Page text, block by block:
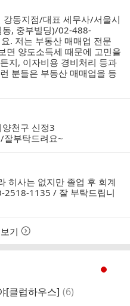
동지점/대표 세무사/서울시
, 중부빌딩)/02-488-
. 저는 부동산 매매업 전문
면 양도소득세 때문에 고민을
지, 이자비용 경비처리 등과
분들은 부동산 매매업을 등
천구 신정3
부탁드려요~
히사는 없지만 졸업 후 회계
2518-1135 / 잘 부탁드립니
기
클럽하우스] 댓
(6)